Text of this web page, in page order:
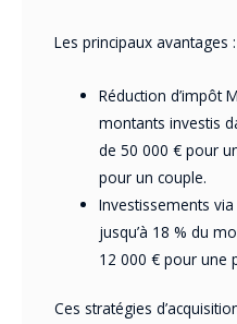
Les principaux avantages :
Réduction d’impôt
montants investis
de 50 000 € pour
pour un couple.
Investissements via
jusqu’à 18 % du
12 000 € pour une
Ces stratégies